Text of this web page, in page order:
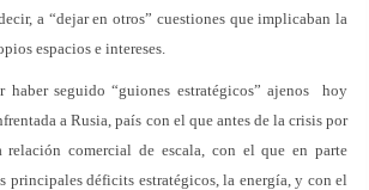
a “dejar en otros” cuestiones que implicaban la
espacios e intereses.
haber seguido “guiones estratégicos” ajenos hoy
a Rusia, país con el que antes de la crisis por
relación comercial de escala, con el que en parte
principales déficits estratégicos, la energía, y con el